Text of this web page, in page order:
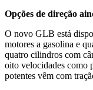
Opções de direção
O novo GLB está
motores a gasolina e
quatro cilindros com
oito velocidades como
potentes vêm com